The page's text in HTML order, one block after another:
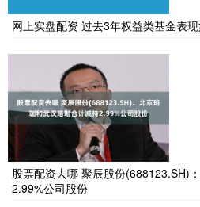
网上实盘配资 过去3年权益类基金表
股票配资去哪 聚辰股份(688123.SH)
2.99%公司股份